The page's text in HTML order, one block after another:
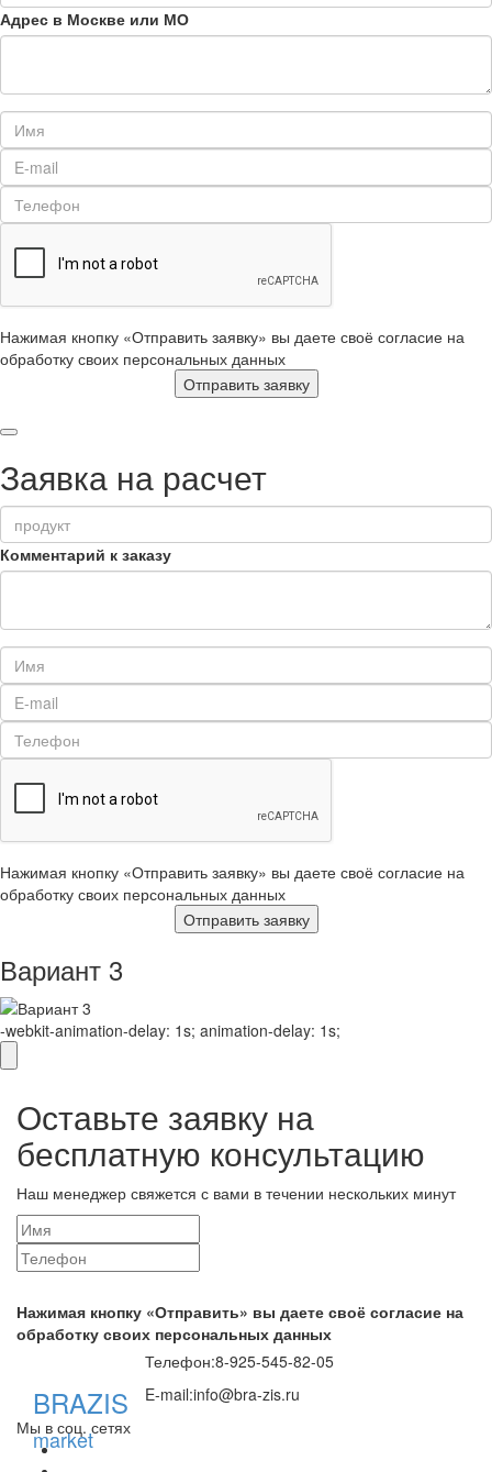
Адрес в Москве или МО
Нажимая кнопку «Отправить заявку» вы даете своё согласие на
обработку своих персональных данных
Отправить заявку
Заявка на расчет
Комментарий к заказу
Нажимая кнопку «Отправить заявку» вы даете своё согласие на
обработку своих персональных данных
Отправить заявку
Вариант 3
-webkit-animation-delay: 1s; animation-delay: 1s;
Оставьте заявку на
бесплатную консультацию
Наш менеджер свяжется с вами в течении нескольких минут
Нажимая кнопку «Отправить» вы даете своё согласие на
обработку своих персональных данных
BRAZIS
market
Телефон:8-925-545-82-05
E-mail:info@bra-zis.ru
Мы в соц. сетях